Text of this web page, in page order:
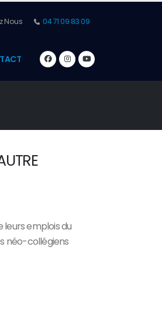
Nous 04 71 09 83 09
leurs emplois du
néo-collégiens